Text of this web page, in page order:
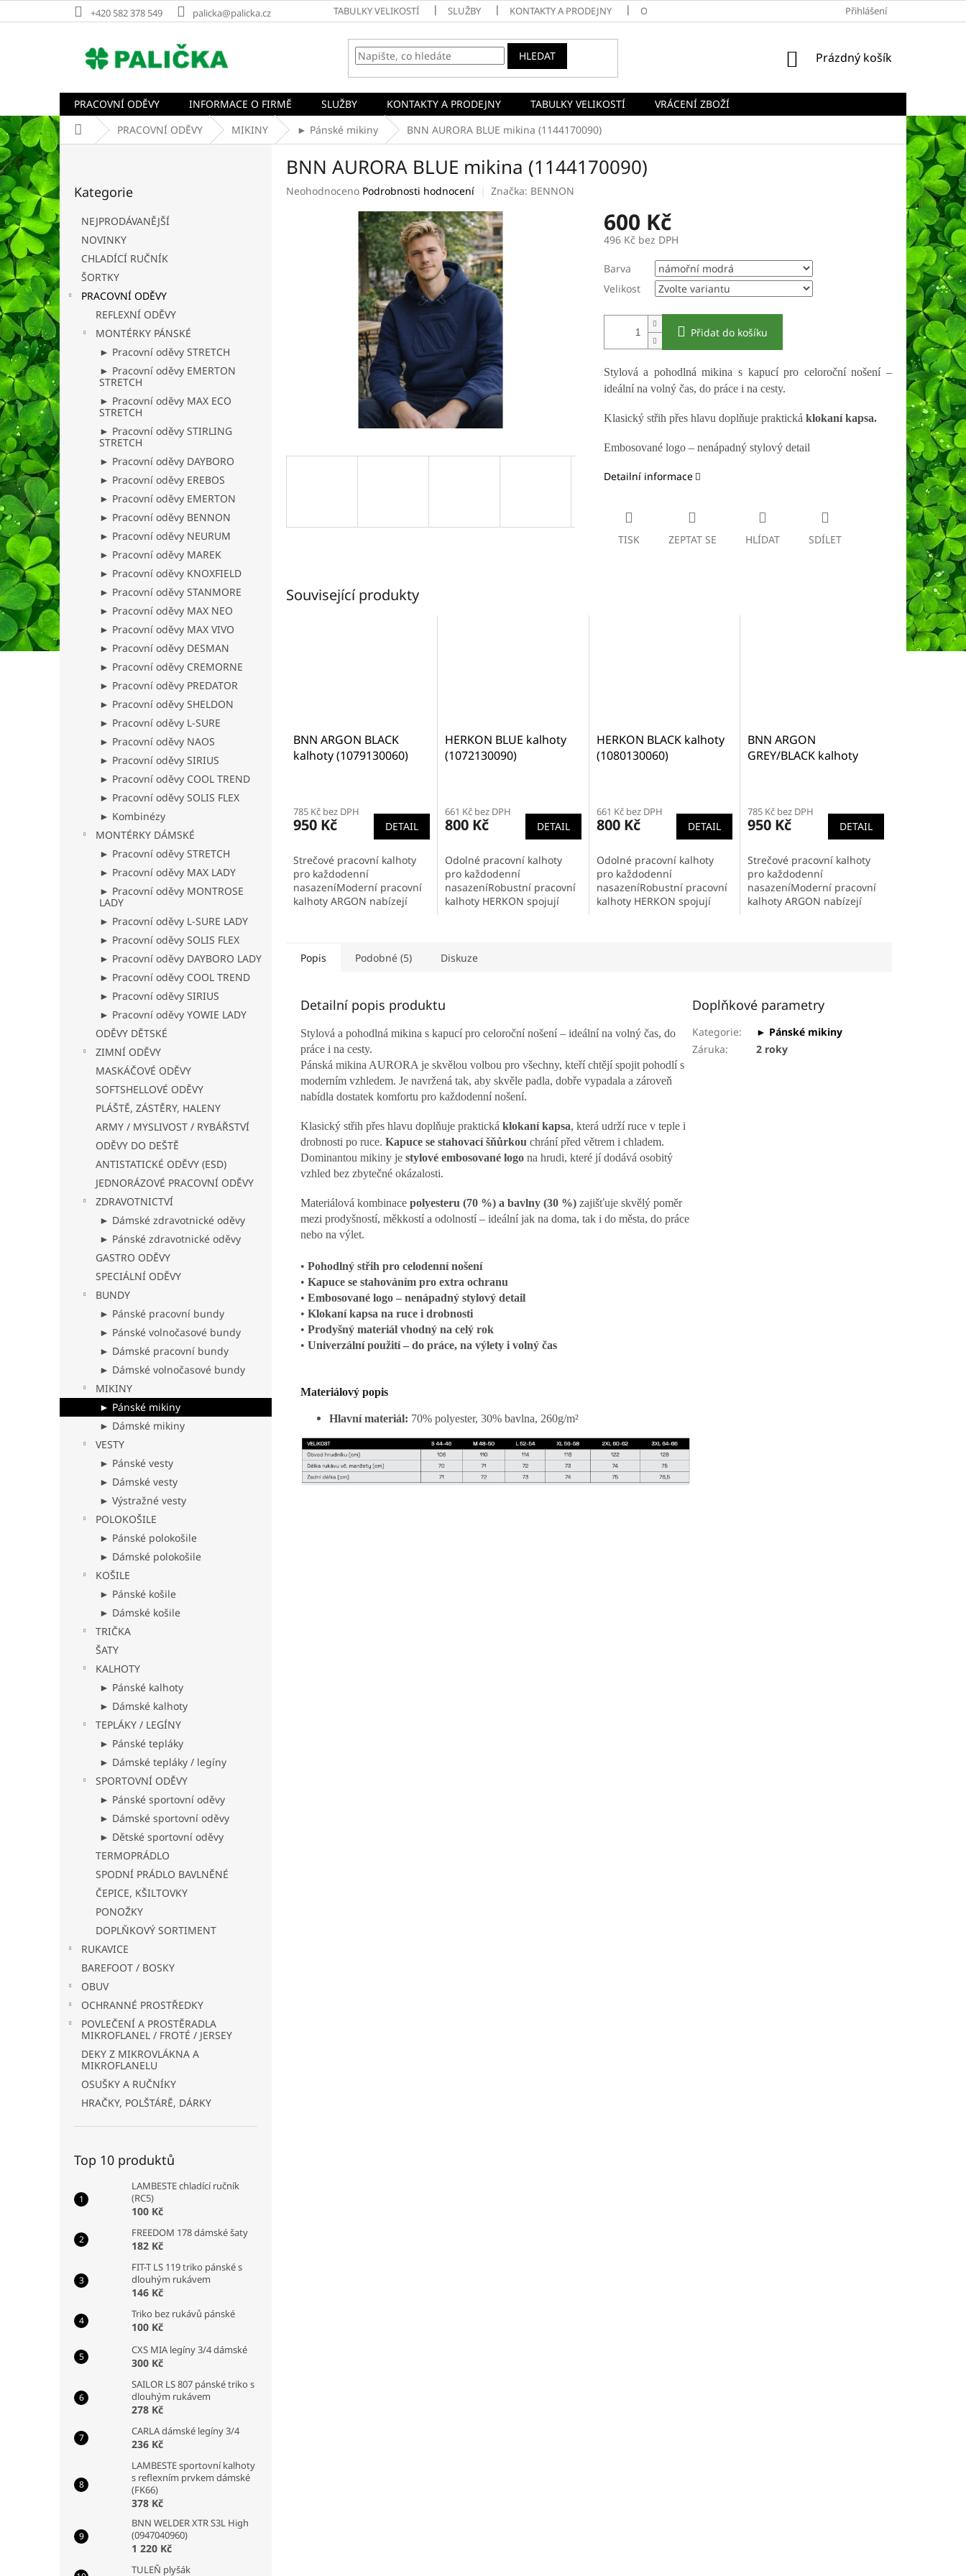
na
+420 582 378 549 palicka@palicka.cz TABULKY VELIKOSTÍ SLUŽBY KONTAKTY A PRODEJNY OBCHODNÍ PODMÍNKY PODMÍNKY OCHRANY OSOBNÍCH ÚDAJŮ
Přihlášení
HLEDAT
NÁKUPNÍ
Prázdný košík
PRACOVNÍ ODĚVY INFORMACE O FIRMĚ SLUŽBY KONTAKTY A PRODEJNY TABULKY VELIKOSTÍ
VRÁCENÍ ZBOŽÍ
Domů PRACOVNÍ ODĚVY MIKINY ► Pánské mikiny BNN AURORA BLUE mikina (1144170090)
P
o
s
t
r
a
n
n
í
p
a
n
l
kategorie
Kategorie
NEJPRODÁVANĚJŠÍ
NOVINKY
CHLADÍCÍ RUČNÍK
ŠORTKY
PRACOVNÍ ODĚVY
REFLEXNÍ ODĚVY
MONTÉRKY PÁNSKÉ
► Pracovní oděvy STRETCH
► Pracovní oděvy EMERTON
STRETCH
► Pracovní oděvy MAX ECO
STRETCH
► Pracovní oděvy STIRLING
STRETCH
► Pracovní oděvy DAYBORO
► Pracovní oděvy EREBOS
► Pracovní oděvy EMERTON
► Pracovní oděvy BENNON
► Pracovní oděvy NEURUM
► Pracovní oděvy MAREK
► Pracovní oděvy KNOXFIELD
► Pracovní oděvy STANMORE
► Pracovní oděvy MAX NEO
► Pracovní oděvy MAX VIVO
► Pracovní oděvy DESMAN
► Pracovní oděvy CREMORNE
► Pracovní oděvy PREDATOR
► Pracovní oděvy SHELDON
► Pracovní oděvy L-SURE
► Pracovní oděvy NAOS
► Pracovní oděvy SIRIUS
► Pracovní oděvy COOL TREND
► Pracovní oděvy SOLIS FLEX
► Kombinézy
MONTÉRKY DÁMSKÉ
► Pracovní oděvy STRETCH
► Pracovní oděvy MAX LADY
► Pracovní oděvy MONTROSE
LADY
► Pracovní oděvy L-SURE LADY
► Pracovní oděvy SOLIS FLEX
► Pracovní oděvy DAYBORO LADY
► Pracovní oděvy COOL TREND
► Pracovní oděvy SIRIUS
► Pracovní oděvy YOWIE LADY
ODĚVY DĚTSKÉ
ZIMNÍ ODĚVY
MASKÁČOVÉ ODĚVY
SOFTSHELLOVÉ ODĚVY
PLÁŠTĚ, ZÁSTĚRY, HALENY
ARMY / MYSLIVOST / RYBÁŘSTVÍ
ODĚVY DO DEŠTĚ
ANTISTATICKÉ ODĚVY (ESD)
JEDNORÁZOVÉ PRACOVNÍ ODĚVY
ZDRAVOTNICTVÍ
► Dámské zdravotnické oděvy
► Pánské zdravotnické oděvy
GASTRO ODĚVY
SPECIÁLNÍ ODĚVY
BUNDY
► Pánské pracovní bundy
► Pánské volnočasové bundy
► Dámské pracovní bundy
► Dámské volnočasové bundy
MIKINY
► Pánské mikiny
► Dámské mikiny
VESTY
► Pánské vesty
► Dámské vesty
► Výstražné vesty
POLOKOŠILE
► Pánské polokošile
► Dámské polokošile
KOŠILE
► Pánské košile
► Dámské košile
TRIČKA
ŠATY
KALHOTY
► Pánské kalhoty
► Dámské kalhoty
TEPLÁKY / LEGÍNY
► Pánské tepláky
► Dámské tepláky / legíny
SPORTOVNÍ ODĚVY
► Pánské sportovní oděvy
► Dámské sportovní oděvy
► Dětské sportovní oděvy
TERMOPRÁDLO
SPODNÍ PRÁDLO BAVLNĚNÉ
ČEPICE, KŠILTOVKY
PONOŽKY
DOPLŇKOVÝ SORTIMENT
RUKAVICE
BAREFOOT / BOSKY
OBUV
OCHRANNÉ PROSTŘEDKY
POVLEČENÍ A PROSTĚRADLA
MIKROFLANEL / FROTÉ / JERSEY
DEKY Z MIKROVLÁKNA A
MIKROFLANELU
OSUŠKY A RUČNÍKY
HRAČKY, POLŠTÁRĚ, DÁRKY
Top 10 produktů
LAMBESTE chladící ručník
(RC5)
100 Kč
FREEDOM 178 dámské šaty
182 Kč
FIT-T LS 119 triko pánské s
dlouhým rukávem
146 Kč
Triko bez rukávů pánské
100 Kč
CXS MIA legíny 3/4 dámské
300 Kč
SAILOR LS 807 pánské triko s
dlouhým rukávem
278 Kč
CARLA dámské legíny 3/4
236 Kč
LAMBESTE sportovní kalhoty
s reflexním prvkem dámské
(FK66)
378 Kč
BNN WELDER XTR S3L High
(0947040960)
1 220 Kč
TULEŇ plyšák
BNN AURORA BLUE mikina (1144170090)
Průměrné
Neohodnoceno Podrobnosti hodnocení Značka: BENNON
600 Kč
496 Kč bez DPH
cena:
Barva
Velikost
Přidat do košíku
Stylová a pohodlná mikina s kapucí pro celoroční nošení –
ideální na volný čas, do práce i na cesty.
Klasický střih přes hlavu doplňuje praktická klokaní kapsa.
Embosované logo – nenápadný stylový detail
Detailní informace
TISK ZEPTAT SE HLÍDAT SDÍLET
Související produkty
BNN ARGON BLACK
kalhoty (1079130060)
785 Kč bez DPH
950 Kč DETAIL
Strečové pracovní kalhoty
pro každodenní
nasazeníModerní pracovní
kalhoty ARGON nabízejí
z 91 %...
HERKON BLUE kalhoty
(1072130090)
661 Kč bez DPH
800 Kč DETAIL
Odolné pracovní kalhoty
pro každodenní
nasazeníRobustní pracovní
kalhoty HERKON spojují
příměs elastanu pro...
HERKON BLACK kalhoty
(1080130060)
661 Kč bez DPH
800 Kč DETAIL
Odolné pracovní kalhoty
pro každodenní
nasazeníRobustní pracovní
kalhoty HERKON spojují
BNN ARGON
GREY/BLACK kalhoty
785 Kč bez DPH
950 Kč DETAIL
Strečové pracovní kalhoty
pro každodenní
nasazeníModerní pracovní
kalhoty ARGON nabízejí
Popis Podobné (5) Diskuze
Detailní popis produktu
Stylová a pohodlná mikina s kapucí pro celoroční nošení – ideální na volný čas, do
práce i na cesty.
Pánská mikina AURORA je skvělou volbou pro všechny, kteří chtějí spojit pohodlí s
moderním vzhledem. Je navržená tak, aby skvěle padla, dobře vypadala a zároveň
nabídla dostatek komfortu pro každodenní nošení.
Klasický střih přes hlavu doplňuje praktická klokaní kapsa, která udrží ruce v teple i
drobnosti po ruce. Kapuce se stahovací šňůrkou chrání před větrem i chladem.
Dominantou mikiny je stylové embosované logo na hrudi, které jí dodává osobitý
vzhled bez zbytečné okázalosti.
Materiálová kombinace polyesteru (70 %) a bavlny (30 %) zajišťuje skvělý poměr
mezi prodyšností, měkkostí a odolností – ideální jak na doma, tak i do města, do práce
nebo na výlet.
• Pohodlný střih pro celodenní nošení
• Kapuce se stahováním pro extra ochranu
• Embosované logo – nenápadný stylový detail
• Klokaní kapsa na ruce i drobnosti
• Prodyšný materiál vhodný na celý rok
• Univerzální použití – do práce, na výlety i volný čas
Materiálový popis
Hlavní materiál: 70% polyester, 30% bavlna, 260g/m²
Doplňkové parametry
Kategorie:
► Pánské mikiny
Záruka: 2 roky